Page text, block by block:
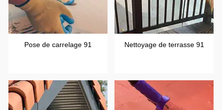
Pose de carrelage 91 Nettoyage de terrasse 91